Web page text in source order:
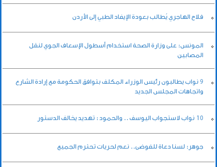
فلاح الهاجري يُطالب بعودة الإيفاد الطبي إلى الأردن
المونس: على وزارة الصحة استخدام أسطول الإسعاف الجوي لنقل
المصابين
9 نواب يطالبون رئيس الوزراء المكلف بتوافق الحكومة مع إرادة الشارع
واتجاهات المجلس الجديد
10 نواب لاستجواب اليوسف .. والحمود : تهديد يخالف الدستور
جوهر: لسنا دعاة للفوضى.. نعم لحريات تحترم الجميع